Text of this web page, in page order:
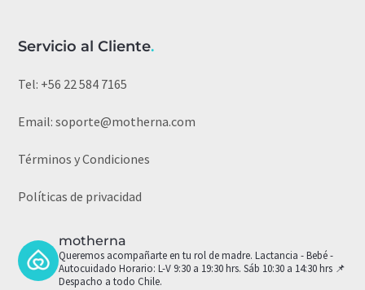
Servicio al Cliente.
Tel: +56 22 584 7165
Email:soporte@motherna.com
Términos y Condiciones
Políticas de privacidad
motherna
Queremos acompañarte en tu rol de madre. Lactancia - Bebé -
Autocuidado Horario: L-V 9:30 a 19:30 hrs. Sáb 10:30 a 14:30 hrs 📌
Despacho a todo Chile.